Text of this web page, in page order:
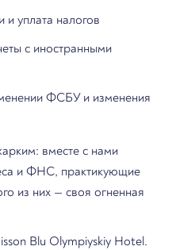
и уплата налогов
с иностранными
ФСБУ и изменения
вместе с нами
и ФНС, практикующие
из них — своя огненная
Blu Olympiyskiy Hotel.